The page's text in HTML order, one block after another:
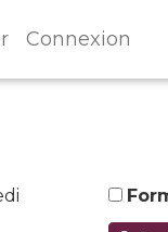
Connexion